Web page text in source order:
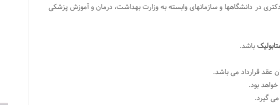
در دانشگاهها و سازمانهای وابسته به وزارت بهداشت، درمان و آموزش پزشکی
باشد.
بود.
گیرد.